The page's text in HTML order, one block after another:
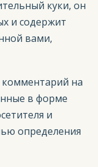
куки, он
и содержит
вами,
комментарий на
в форме
и
определения